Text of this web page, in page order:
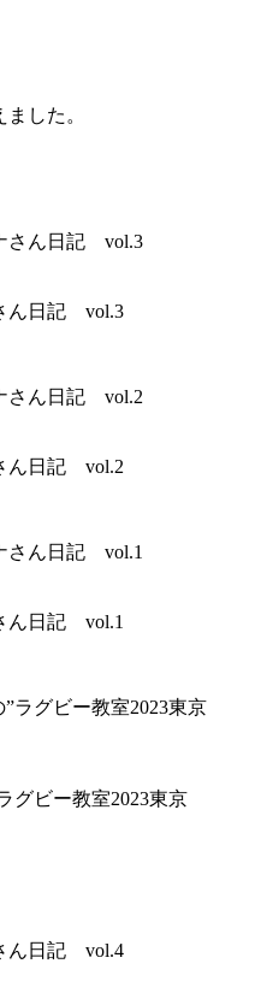
した。
ん日記 vol.3
ん日記 vol.2
ん日記 vol.1
グビー教室2023東京